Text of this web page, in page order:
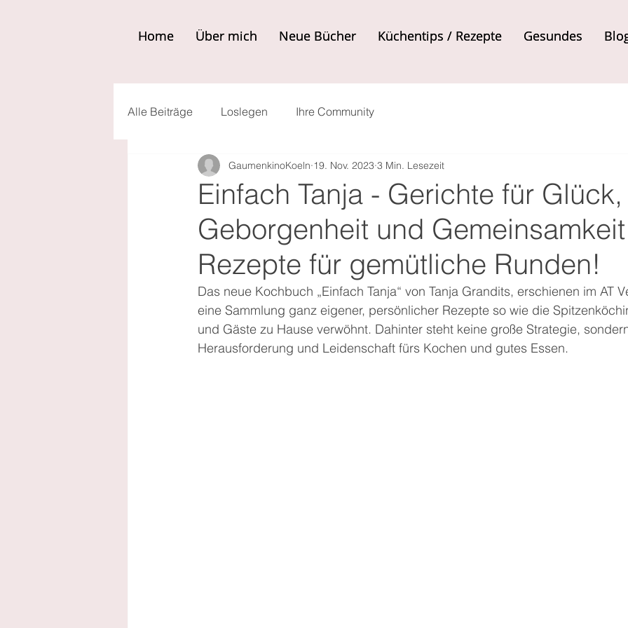
Home Über mich Neue Bücher Küchentips / Rezepte Gesundes
Home Über mich Neue Bücher Küchentips / Rezepte Gesundes
Alle Beiträge Loslegen Ihre Community
Einfach Tanja - Gerichte für Glück,
Geborgenheit und
Rezepte für gemütliche Runden!
GaumenkinoKoeln 19. Nov. 2023 3 Min. Lesezeit
Das neue Kochbuch „Einfach Tanja“ von Tanja Grandits, erschienen im AT
eine Sammlung ganz eigener, persönlicher Rezepte so wie die
und Gäste zu Hause verwöhnt. Dahinter steht keine große Strategie,
Herausforderung und Leidenschaft fürs Kochen und gutes Essen.